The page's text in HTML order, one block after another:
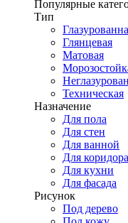
Популярные
Тип
Глянцевая
Матовая
Техническая
Назначение
Для пола
Для стен
Для ванной
Для коридора
Для кухни
Для фасада
Рисунок
Под дерево